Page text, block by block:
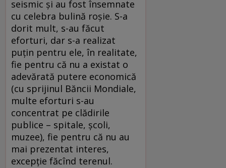
seismic şi au fost însemnate
cu celebra bulină roşie. S-a
dorit mult, s-au făcut
eforturi, dar s-a realizat
puţin pentru ele, în realitate,
fie pentru că nu a existat o
adevărată putere economică
(cu sprijinul Băncii Mondiale,
multe eforturi s-au
concentrat pe clădirile
publice – spitale, şcoli,
muzee), fie pentru că nu au
mai prezentat interes,
excepţie făcînd terenul.